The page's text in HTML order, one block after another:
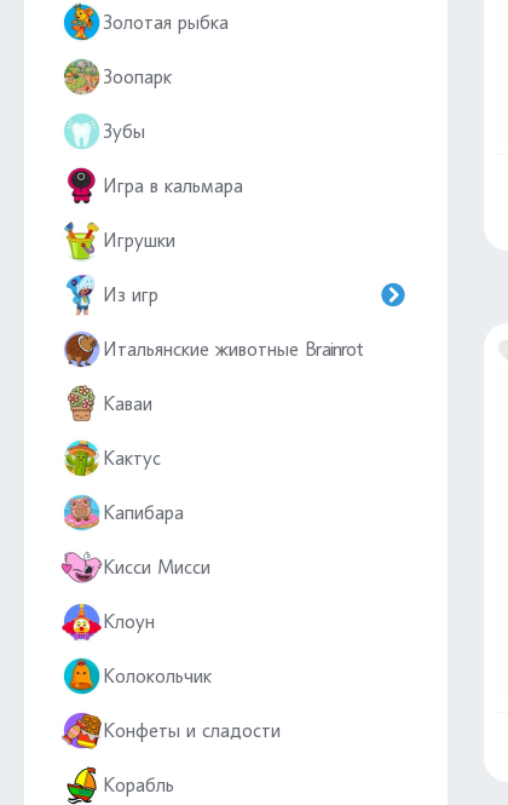
Золотая рыбка
Зоопарк
Зубы
Игра в кальмара
Игрушки
Из игр
Итальянские животные Brainrot
Каваи
Кактус
Капибара
Кисси Мисси
Клоун
Колокольчик
Конфеты и сладости
Корабль